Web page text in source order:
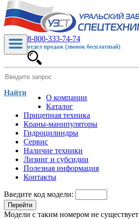
8-800-333-74-74
отдел продаж (звонок бесплатный)
Найти
О компании
Каталог
Прицепная техника
Краны-манипуляторы
Гидроцилиндры
Сервис
Наличие техники
Лизинг и субсидии
Полезная информация
Контакты
Введите код модели:
Перейти
Модели с таким номером не существует